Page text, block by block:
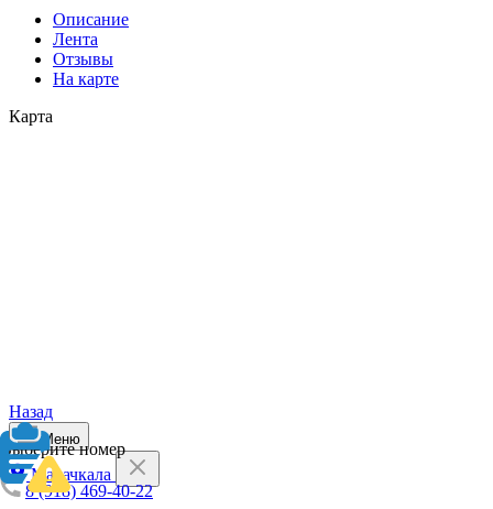
Описание
Лента
Отзывы
На карте
Карта
Назад
Выберите номер
8 (918) 469-40-22
Меню
Махачкала